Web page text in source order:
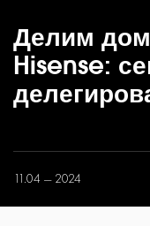
Делим
Hisense:
11.04 — 2024